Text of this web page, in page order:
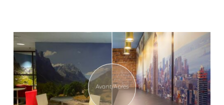
Avant/Après